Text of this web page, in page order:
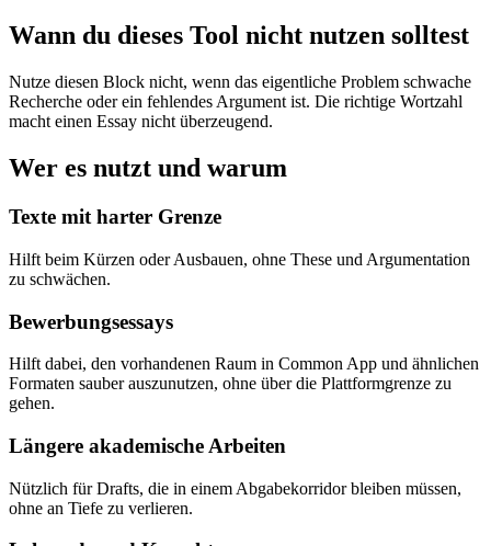
Wann du dieses Tool nicht nutzen solltest
Nutze diesen Block nicht, wenn das eigentliche Problem schwache
Recherche oder ein fehlendes Argument ist. Die richtige Wortzahl
macht einen Essay nicht überzeugend.
Wer es nutzt und warum
Texte mit harter Grenze
Hilft beim Kürzen oder Ausbauen, ohne These und Argumentation
zu schwächen.
Bewerbungsessays
Hilft dabei, den vorhandenen Raum in Common App und ähnlichen
Formaten sauber auszunutzen, ohne über die Plattformgrenze zu
gehen.
Längere akademische Arbeiten
Nützlich für Drafts, die in einem Abgabekorridor bleiben müssen,
ohne an Tiefe zu verlieren.